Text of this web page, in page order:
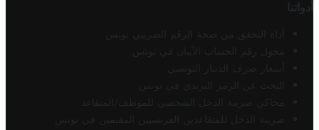
أدواتنا
أداة التحقق من صحة الرقم الضريبي تونس
محول رقم الحساب الآيبان في تونس
أسعار صرف الدينار التونسي
البحث عن الرمز البريدي في تونس
محاكي ضريبة الدخل الشخصي للموظف/المتقاعد
ضريبة الدخل للمتقاعدين الفرنسيين المقيمين في تونس